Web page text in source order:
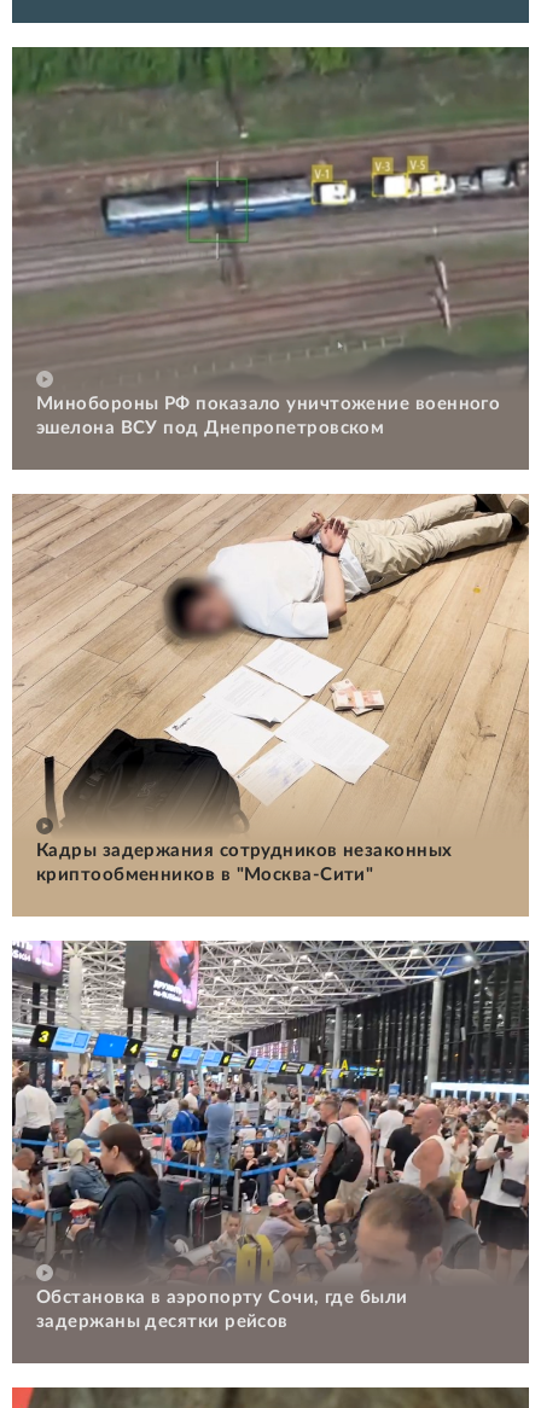
Минобороны РФ показало уничтожение военного
эшелона ВСУ под Днепропетровском
Кадры задержания сотрудников незаконных
криптообменников в "Москва-Сити"
Обстановка в аэропорту Сочи, где были
задержаны десятки рейсов